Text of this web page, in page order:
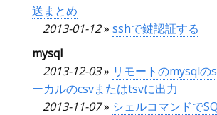
送まとめ
2013-01-12» sshで鍵認証する
mysql
2013-12-03» リモートのmysqlの
ーカルのcsvまたはtsvに出力
2013-11-07» シェルコマンドで